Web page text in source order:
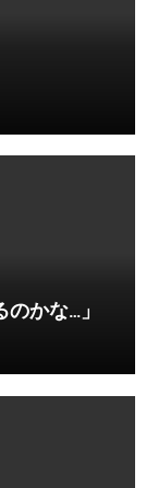
かな…」